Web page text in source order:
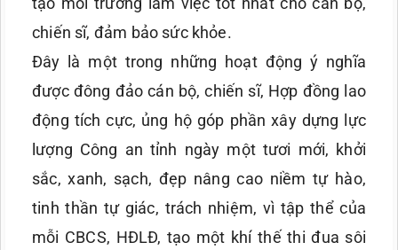
chiến sĩ, đảm bảo sức khỏe.
Đây là một trong những hoạt động ý nghĩa
được đông đảo cán bộ, chiến sĩ, Hợp đồng lao
động tích cực, ủng hộ góp phần xây dựng lực
lượng Công an tỉnh ngày một tươi mới, khởi
sắc, xanh, sạch, đẹp nâng cao niềm tự hào,
tinh thần tự giác, trách nhiệm, vì tập thể của
mỗi CBCS, HĐLĐ, tạo một khí thế thi đua sôi